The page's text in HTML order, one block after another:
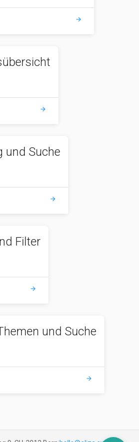
arrow_forward
arrow_forward
und Suche
arrow_forward
Filter
arrow_forward
und Suche
arrow_forward